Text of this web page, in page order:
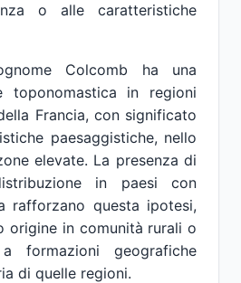
o alle caratteristiche
Colcomb ha una
toponomastica in regioni
Francia, con significato
paesaggistiche, nello
elevate. La presenza di
in paesi con
rafforzano questa ipotesi,
origine in comunità rurali o
formazioni geografiche
di quelle regioni.